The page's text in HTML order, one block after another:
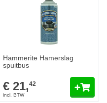
Op voorraad
Hammerite Hamerslag
spuitbus
€ 21,42